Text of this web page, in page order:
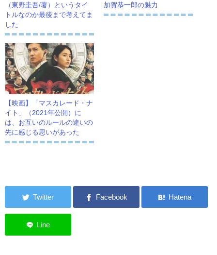
（東野圭吾/著）というタイ
トルなのか最後まで考えてま
した
加賀恭一郎の魅力
【映画】「マスカレード・ナ
イト」（2021年公開）に
は、お互いのルールの違いの
先に感じる思いがあった